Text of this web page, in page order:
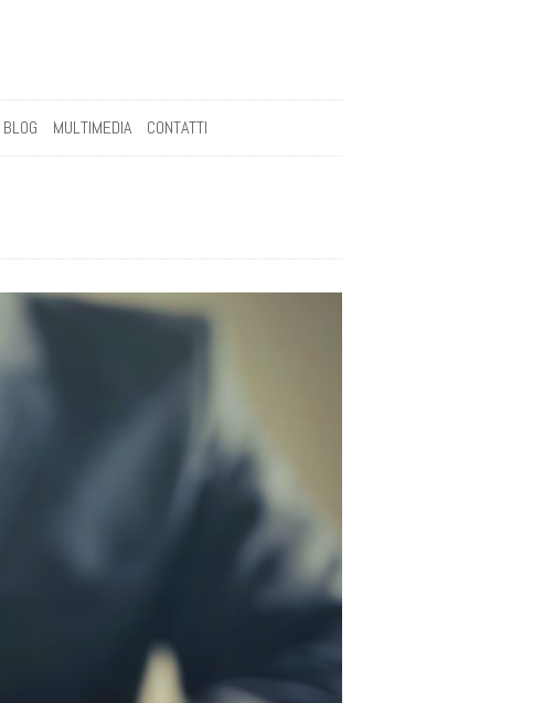
BLOG MULTIMEDIA CONTATTI